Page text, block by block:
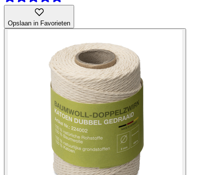
Opslaan in Favorieten